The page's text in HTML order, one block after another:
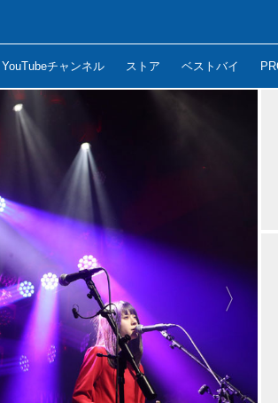
YouTubeチャンネル ストア ベストバイ